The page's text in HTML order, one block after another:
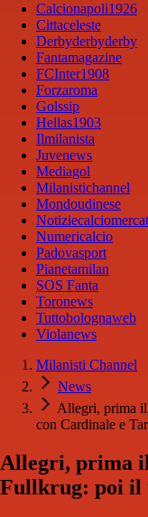
Calcionapoli1926
Cittaceleste
Derbyderbyderby
Fantamagazine
FCInter1908
Forzaroma
Golssip
Hellas1903
Ilmilanista
Juvenews
Mediagol
Milanistichannel
Mondoudinese
Numericalcio
Padovasport
Pianetamilan
SOS Fanta
Toronews
Tuttobolognaweb
Violanews
Milanisti Channel
News
Allegri, prima
con Cardinale e
Allegri, prima
Fullkrug: poi il